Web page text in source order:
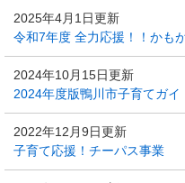
2025年4月1日更新
令和7年度 全力応援！！かも
2024年10月15日更新
2024年度版鴨川市子育てガイ
2022年12月9日更新
子育て応援！チーパス事業